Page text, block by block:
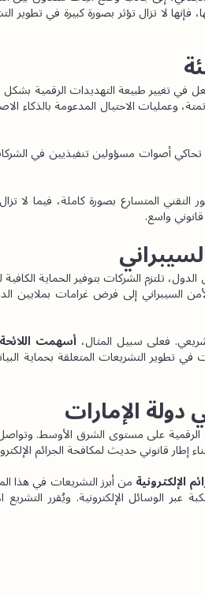
واسع.
فعلى سبيل المثال،
دولة الإمارات
إطار قانوني حديث لمكافحة الجرائم